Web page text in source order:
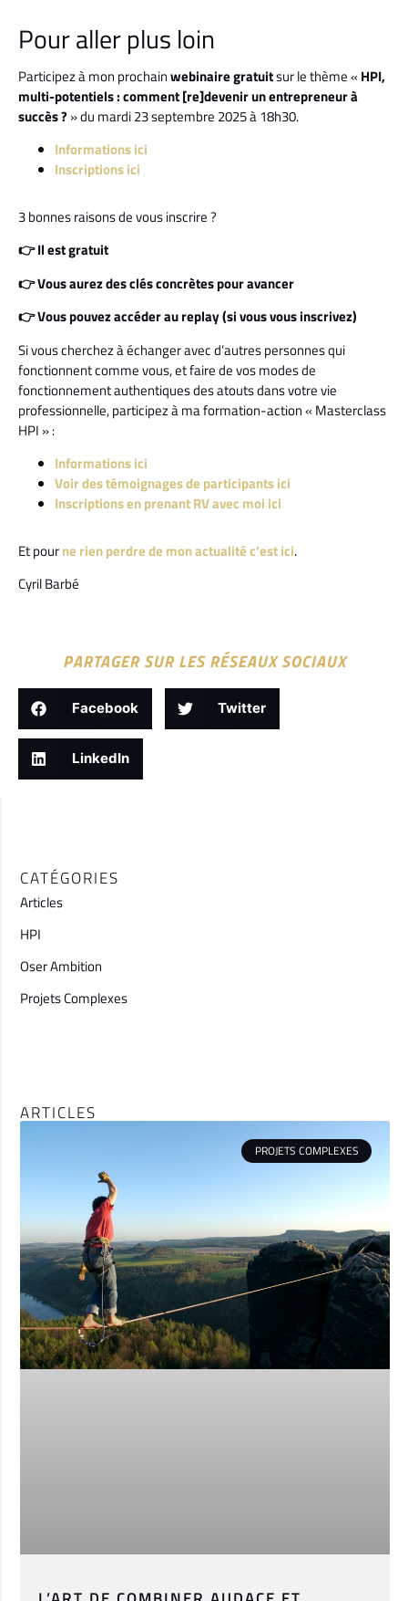
Pour aller plus loin
Participez à mon prochainwebinaire gratuitsur le thème « HPI,
multi-potentiels : comment [re]devenir un entrepreneur à
succès ? » du mardi 23 septembre 2025 à 18h30.
Informations ici
Inscriptions ici
3 bonnes raisons de vous inscrire ?
👉 Il est gratuit
👉 Vous aurez des clés concrètes pour avancer
👉 Vous pouvez accéder au replay (si vous vous inscrivez)
Si vous cherchez à échanger avec d’autres personnes qui
fonctionnent comme vous, et faire de vos modes de
fonctionnement authentiques des atouts dans votre vie
professionnelle, participez à ma formation-action « Masterclass
HPI » :
Informations ici
Voir des témoignages de participants ici
Inscriptions en prenant RV avec moi ici
Et pourne rien perdre de mon actualité c’est ici.
Cyril Barbé
PARTAGER SUR LES RÉSEAUX SOCIAUX
Facebook Twitter
LinkedIn
CATÉGORIES
Articles
HPI
Oser Ambition
Projets Complexes
ARTICLES
PROJETS COMPLEXES